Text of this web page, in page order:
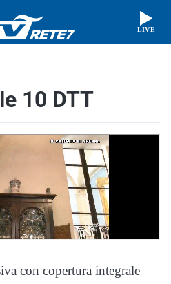
LIVE
10 DTT
canale E-TV.
con copertura integrale